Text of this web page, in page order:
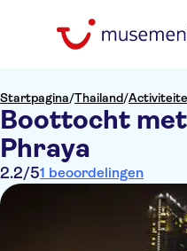
Startpagina/Thailand/
Boottocht
Phraya
2.2/51 beoordelingen